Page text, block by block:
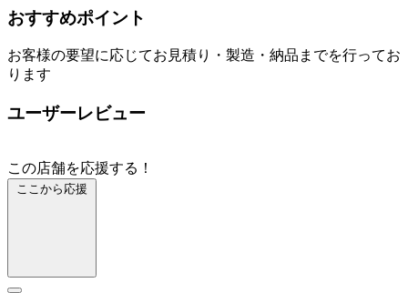
おすすめポイント
お客様の要望に応じてお見積り・製造・納品までを行ってお
ります
ユーザーレビュー
この店舗を応援する！
ここから応援